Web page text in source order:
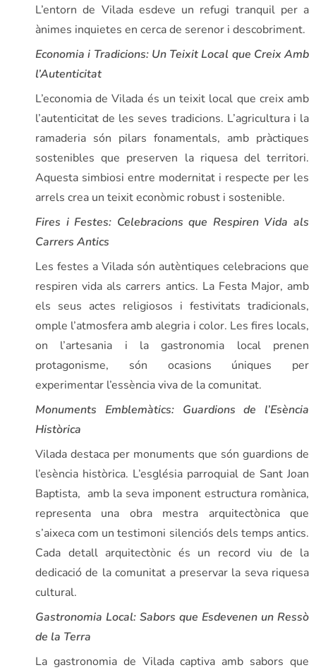
L’entorn de Vilada esdeve un refugi tranquil per a
ànimes inquietes en cerca de serenor i descobriment.
Economia i Tradicions: Un Teixit Local que Creix Amb
l’Autenticitat
L’economia de Vilada és un teixit local que creix amb
l’autenticitat de les seves tradicions. L’agricultura i la
ramaderia són pilars fonamentals, amb pràctiques
sostenibles que preserven la riquesa del territori.
Aquesta simbiosi entre modernitat i respecte per les
arrels crea un teixit econòmic robust i sostenible.
Fires i Festes: Celebracions que Respiren Vida als
Carrers Antics
Les festes a Vilada són autèntiques celebracions que
respiren vida als carrers antics. La Festa Major, amb
els seus actes religiosos i festivitats tradicionals,
omple l’atmosfera amb alegria i color. Les fires locals,
on l’artesania i la gastronomia local prenen
protagonisme, són ocasions úniques per
experimentar l’essència viva de la comunitat.
Monuments Emblemàtics: Guardions de l’Esència
Històrica
Vilada destaca per monuments que són guardions de
l’esència històrica. L’església parroquial de Sant Joan
Baptista, amb la seva imponent estructura romànica,
representa una obra mestra arquitectònica que
s’aixeca com un testimoni silenciós dels temps antics.
Cada detall arquitectònic és un record viu de la
dedicació de la comunitat a preservar la seva riquesa
cultural.
Gastronomia Local: Sabors que Esdevenen un Ressò
de la Terra
La gastronomia de Vilada captiva amb sabors que